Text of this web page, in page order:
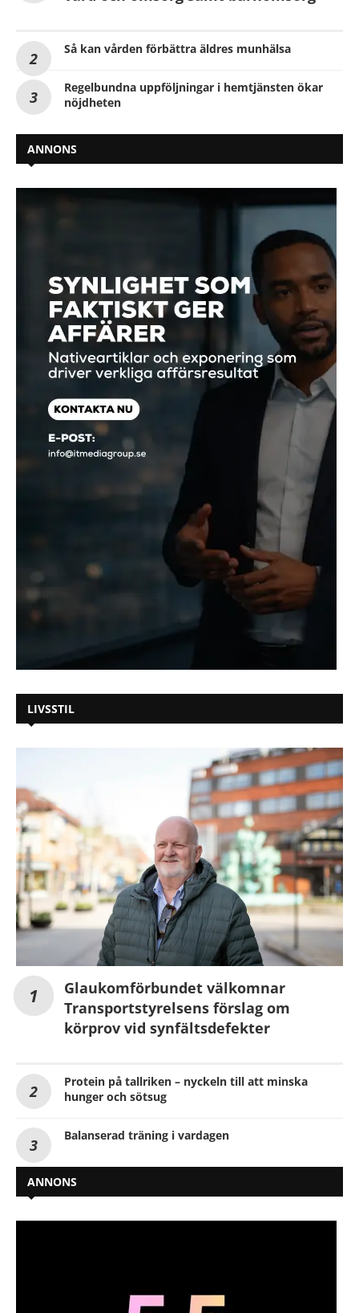
Så kan vården förbättra äldres munhälsa
Regelbundna uppföljningar i hemtjänsten ökar
nöjdheten
ANNONS
LIVSSTIL
Glaukomförbundet välkomnar
Transportstyrelsens förslag om
körprov vid synfältsdefekter
Protein på tallriken – nyckeln till att minska
hunger och sötsug
Balanserad träning i vardagen
ANNONS